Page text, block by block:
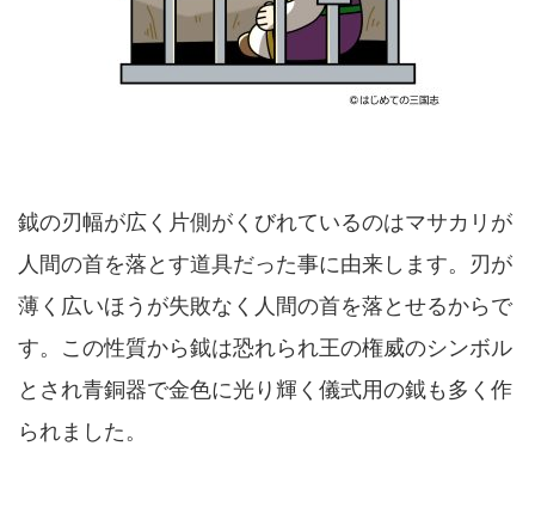
鉞の刃幅が広く片側がくびれているのはマサカリが
人間の首を落とす道具だった事に由来します。刃が
薄く広いほうが失敗なく人間の首を落とせるからで
す。この性質から鉞は恐れられ王の権威のシンボル
とされ青銅器で金色に光り輝く儀式用の鉞も多く作
られました。